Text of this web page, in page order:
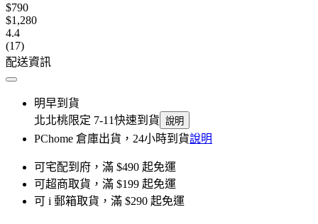
$790
$1,280
4.4
(17)
配送資訊
明早到貨
北北桃限定 7-11快速到貨 說明
PChome 倉庫出貨，24小時到貨說明
可宅配到府，滿 $490 起免運
可超商取貨，滿 $199 起免運
可 i 郵箱取貨，滿 $290 起免運